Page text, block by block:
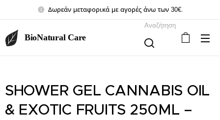
Δωρεάν μεταφορικά με αγορές άνω των 30€.
BioNatural Care
Αναζήτηση
SHOWER GEL CANNABIS OIL
& EXOTIC FRUITS 250ML –